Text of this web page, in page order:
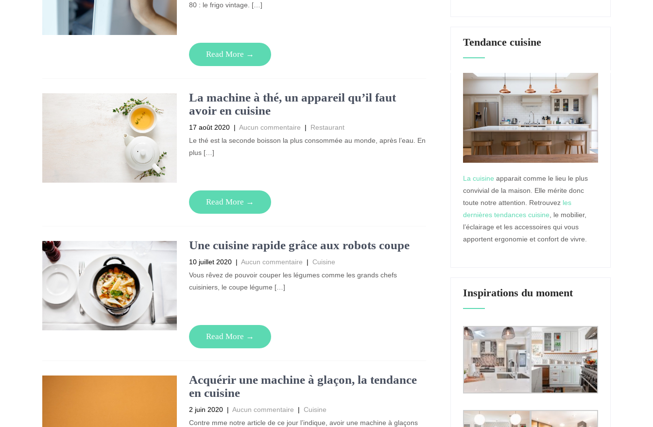
80 : le frigo vintage. […]
Read More →
La machine à thé, un appareil qu’il faut
avoir en cuisine
17 août 2020 | Aucun commentaire | Restaurant
Le thé est la seconde boisson la plus consommée au monde, après l’eau. En
plus […]
Read More →
Une cuisine rapide grâce aux robots coupe
10 juillet 2020 | Aucun commentaire | Cuisine
Vous rêvez de pouvoir couper les légumes comme les grands chefs
cuisiniers, le coupe légume […]
Read More →
Acquérir une machine à glaçon, la tendance
en cuisine
2 juin 2020 | Aucun commentaire | Cuisine
Contre mme notre article de ce jour l’indique, avoir une machine à glaçons
Tendance cuisine
La cuisine apparait comme le lieu le plus
convivial de la maison. Elle mérite donc
toute notre attention. Retrouvez les
dernières tendances cuisine , le mobilier,
l’éclairage et les accessoires qui vous
apportent ergonomie et confort de vivre.
Inspirations du moment